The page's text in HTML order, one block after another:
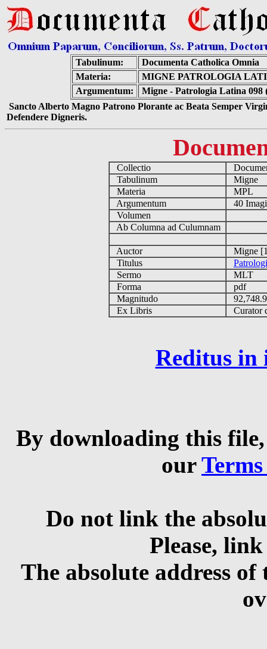
Tabulinum:
Documenta Catholica Omnia
Materia:
MIGNE PATROLOGIA
Argumentum:
Migne - Patrologia Latina 098
Sancto Alberto Magno Patrono Plorante ac Beata Semper
Defendere Digneris.
Collectio
Tabulinum
Migne
Materia
MPL
Argumentum
40
Volumen
Ab Columna ad Culumnam
Auctor
Migne
Titulus
Sermo
MLT
Forma
pdf
Magnitudo
Ex Libris
Curator
Reditus in
By downloading this
our
Do not link the
Please,
The absolute address